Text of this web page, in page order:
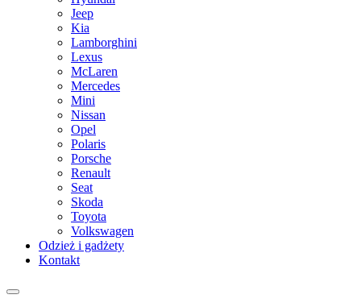
Jeep
Kia
Lamborghini
Lexus
McLaren
Mercedes
Mini
Nissan
Opel
Polaris
Porsche
Renault
Seat
Skoda
Toyota
Volkswagen
Odzież i gadżety
Kontakt